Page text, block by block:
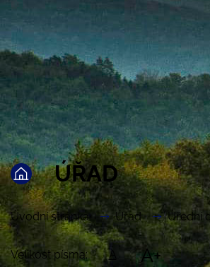
ÚŘAD
Úvodní stránka Úřad Úřední
Velikost písma: A A+